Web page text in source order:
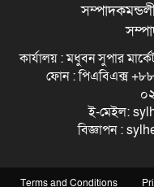
কার্যালয় : মধুবন সুপার
ফোন : পিএবিএক্স
ই-মেইল:
বিজ্ঞাপন :
Terms and Conditions